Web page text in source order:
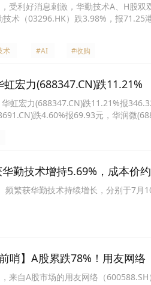
受利好消息刺激，华勤技术A、H股
技术（03296.HK）跌3.98%，报
术 #AI #收购
宏力(688347.CN)跌11.21%
虹宏力(688347.CN)跌11.21%报
跌4.60%报69.93元，华润微
勤技术增持5.69%，成本价
繁获华勤技术持续增长，分别于7月
前哨】A股累跌78%！用友网
来自A股市场的用友网络（